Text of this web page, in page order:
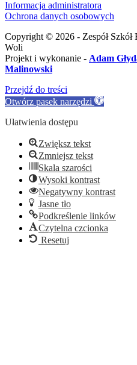
Informacja administratora
Ochrona danych osobowych
Copyright © 2026 - Zespół
Woli
Projekt i wykonanie - Adam
Malinowski
Przejdź do treści
Otwórz pasek narzędzi
Ułatwienia dostępu
Zwiększ tekst
Zmniejsz tekst
Skala szarości
Wysoki kontrast
Negatywny kontrast
Jasne tło
Podkreślenie linków
Czytelna czcionka
Resetuj